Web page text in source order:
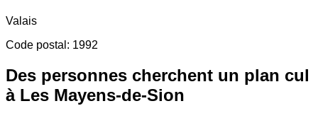
Valais
Code postal : 1992
Des personnes cherchent un plan cul
à Les Mayens-de-Sion